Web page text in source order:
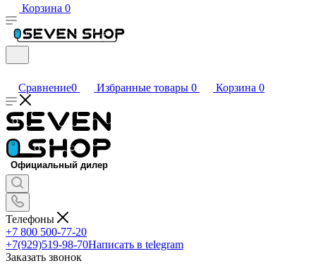
Корзина 0
Сравнение0 Избранные товары 0 Корзина 0
Телефоны
+7 800 500-77-20
+7(929)519-98-70Написать в telegram
Заказать звонок